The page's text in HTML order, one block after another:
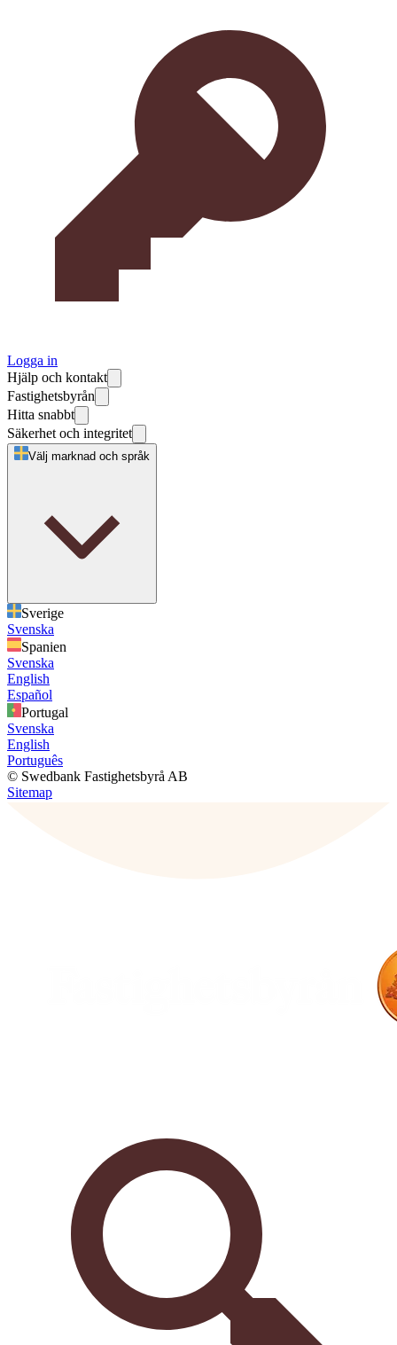
Logga in
Hjälp och kontakt
Fastighetsbyrån
Hitta snabbt
Säkerhet och integritet
Välj marknad och språk
Sverige
Svenska
Spanien
Svenska
English
Español
Portugal
Svenska
English
Português
© Swedbank Fastighetsbyrå AB
Sitemap